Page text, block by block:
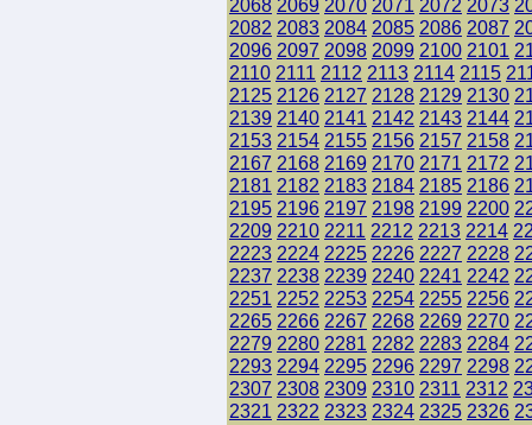
2068 2069 2070 2071 2072 2073
2082 2083 2084 2085 2086 2087
2096 2097 2098 2099 2100 2101
2110 2111 2112 2113 2114 2115
2125 2126 2127 2128 2129 2130
2139 2140 2141 2142 2143 2144
2153 2154 2155 2156 2157 2158
2167 2168 2169 2170 2171 2172
2181 2182 2183 2184 2185 2186
2195 2196 2197 2198 2199 2200
2209 2210 2211 2212 2213 2214
2223 2224 2225 2226 2227 2228
2237 2238 2239 2240 2241 2242
2251 2252 2253 2254 2255 2256
2265 2266 2267 2268 2269 2270
2279 2280 2281 2282 2283 2284
2293 2294 2295 2296 2297 2298
2307 2308 2309 2310 2311 2312
2321 2322 2323 2324 2325 2326